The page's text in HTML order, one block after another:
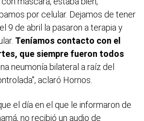
por celular. Dejamos de tener
9 de abril la pasaron a terapia y
Teníamos contacto con el
que siempre fueron todos
neumonía bilateral a raíz del
aclaró Hornos.
el día en el que le informaron de
no recibió un audio de